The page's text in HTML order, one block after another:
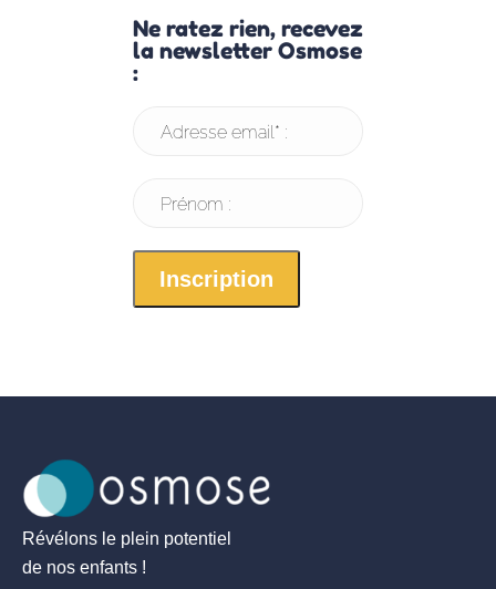
Ne ratez rien, recevez
la newsletter Osmose
:
Adresse email* :
Prénom :
Révélons le plein potentiel
de nos enfants !